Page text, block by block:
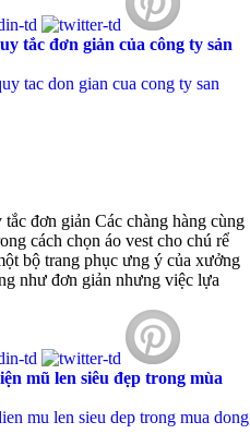
tắc đơn giản của công ty sản
đơn giản Các chàng hàng cùng
cách chọn áo vest cho chú rể
bộ trang phục ưng ý của xưởng
như đơn giản nhưng việc lựa
mũ len siêu đẹp trong mùa